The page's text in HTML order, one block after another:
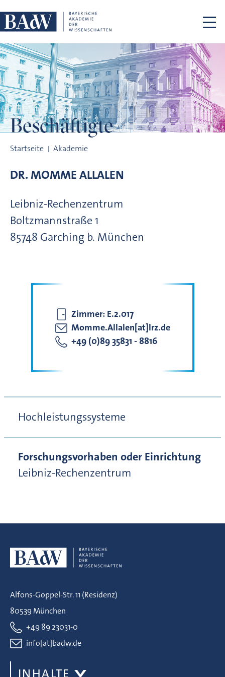
Beschäftigte
Startseite Akademie
DR.MOMMEALLALEN
Leibniz-Rechenzentrum
Boltzmannstraße 1
85748 Garching b. München
Zimmer: E.2.017
Momme.Allalen[at]lrz.de
+49 (0)89 35831 - 8816
Hochleistungssysteme
Forschungsvorhaben oder Einrichtung
Leibniz-Rechenzentrum
Alfons-Goppel-Str. 11 (Residenz)
80539 München
+49 89 23031-0
info[at]badw.de
INHALTE